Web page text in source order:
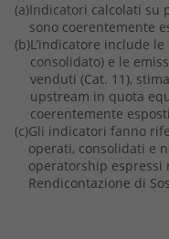
(a)Indicatori calcolati su
sono coerentemente
(b)L’indicatore include
consolidato) e le
venduti (Cat. 11),
upstream in quota
coerentemente
(c)Gli indicatori fanno
operati, consolidati e
operatorship
Rendicontazione di